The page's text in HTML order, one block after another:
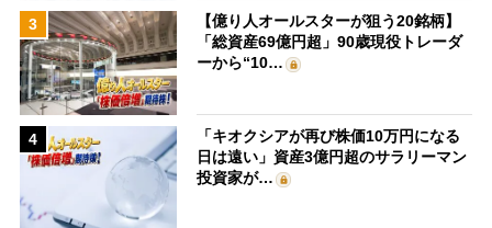
3
【億り人オールスターが狙う20銘柄】
「総資産69億円超」90歳現役トレーダ
ーから“10…
4
「キオクシアが再び株価10万円になる
日は遠い」資産3億円超のサラリーマン
投資家が…